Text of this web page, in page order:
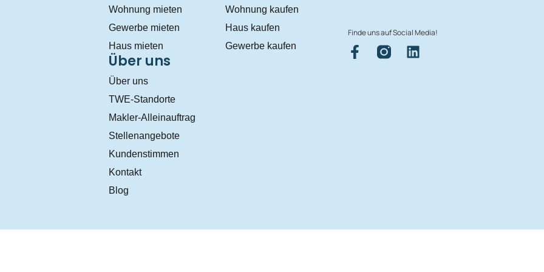
Wohnung mieten
Gewerbe mieten
Haus mieten
Über uns
Über uns
TWE-Standorte
Makler-Alleinauftrag
Stellenangebote
Kundenstimmen
Kontakt
Blog
Wohnung kaufen
Haus kaufen
Gewerbe kaufen
Finde uns auf Social Media!